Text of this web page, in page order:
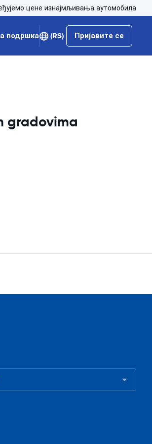
цене изнајмљивања аутомобила
подршка (RS) Пријавите се
gradovima